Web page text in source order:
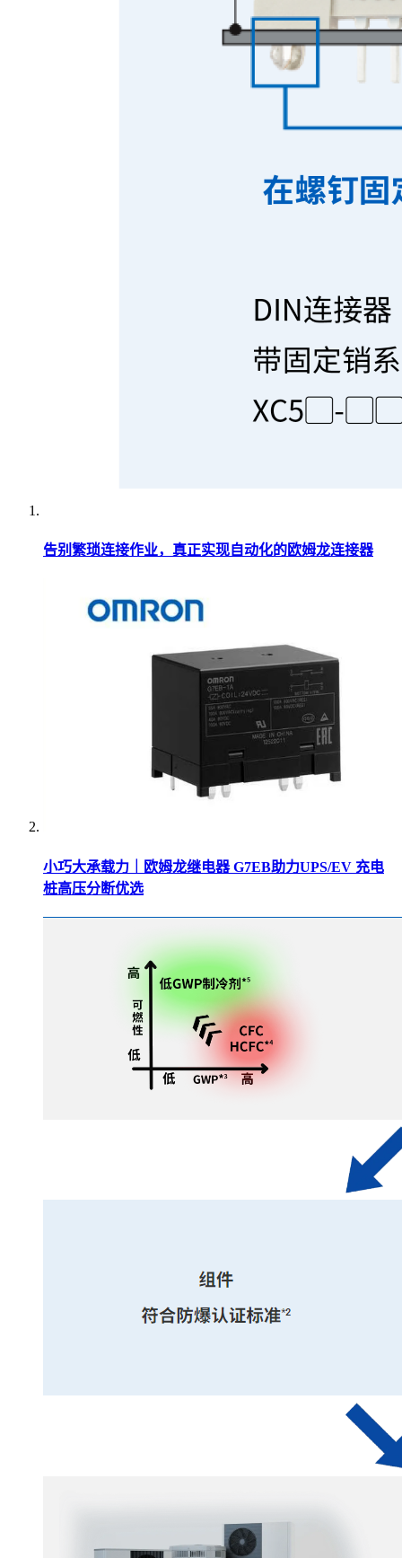
告别繁琐连接作业，真正实现自动化的欧姆龙连接器
小巧大承载力｜欧姆龙继电器 G7EB助力UPS/EV 充电
桩高压分断优选